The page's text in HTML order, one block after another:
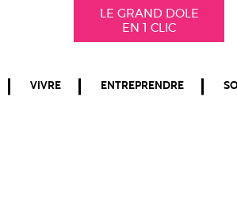
LE GRAND DOLE
EN 1 CLIC
VIVRE ENTREPRENDRE